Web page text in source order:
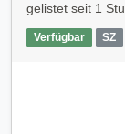
gelistet seit 1
Verfügbar SZ